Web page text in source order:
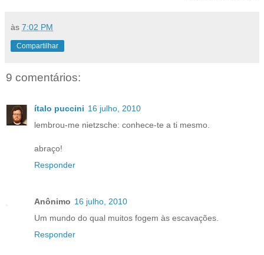
às 7:02 PM
Compartilhar
9 comentários:
ítalo puccini 16 julho, 2010
lembrou-me nietzsche: conhece-te a ti mesmo.
abraço!
Responder
Anônimo 16 julho, 2010
Um mundo do qual muitos fogem às escavações.
Responder